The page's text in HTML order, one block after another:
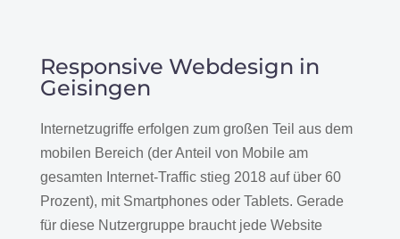
Responsive Webdesign in
Geisingen
Internetzugriffe erfolgen zum großen Teil aus dem
mobilen Bereich (der Anteil von Mobile am
gesamten Internet-Traffic stieg 2018 auf über 60
Prozent), mit Smartphones oder Tablets. Gerade
für diese Nutzergruppe braucht jede Website